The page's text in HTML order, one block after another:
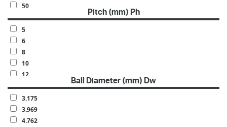
50
63
70
80
100
Pitch (mm) Ph
5
6
8
10
12
15
16
20
Ball Diameter (mm) Dw
3.175
3.969
4.762